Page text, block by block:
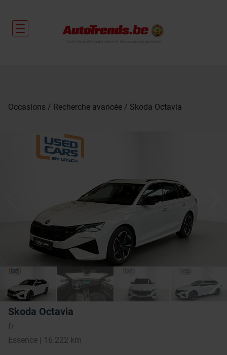
Occasions Recherche avancée Skoda Octavia
Skoda Octavia
fr
Essence | 16.222 km